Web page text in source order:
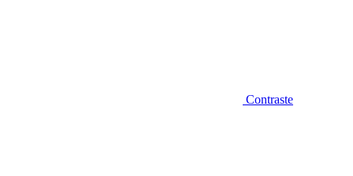
Contraste